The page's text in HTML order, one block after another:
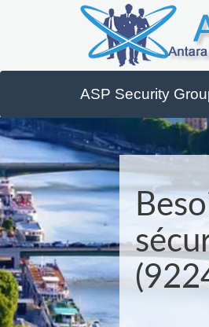
ASP Security